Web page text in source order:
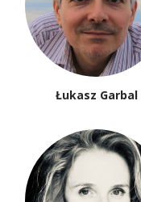
Łukasz Garbal